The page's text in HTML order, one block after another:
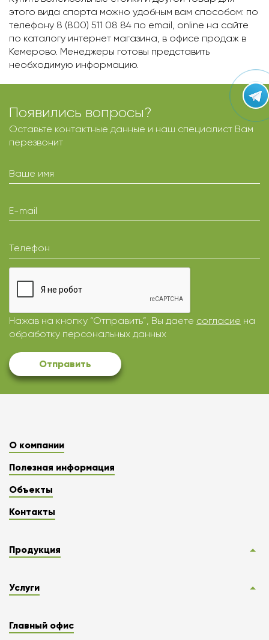
этого вида спорта можно удобным вам способом: по
телефону 8 (800) 511 08 84 по email, online на сайте
по каталогу интернет магазина, в офисе продаж в
Кемерово. Менеджеры готовы представить
необходимую информацию.
Появились вопросы?
Оставьте контактные данные и наш специалист Вам
перезвонит
Ваше имя
E-mail
Телефон
Нажав на кнопку “Отправить”, Вы даете согласие на
обработку персональных данных
Отправить
О компании
Полезная информация
Объекты
Контакты
Продукция
Услуги
Главный офис